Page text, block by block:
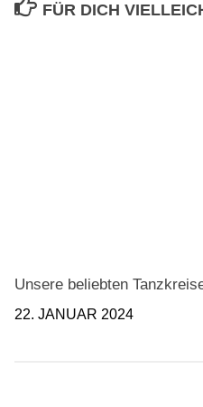
FÜR DICH
Unsere beliebten
22. JANUAR 2024